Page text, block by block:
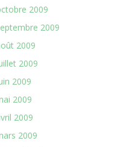
2009
2009
2009
2009
2009
2009
2009
2009